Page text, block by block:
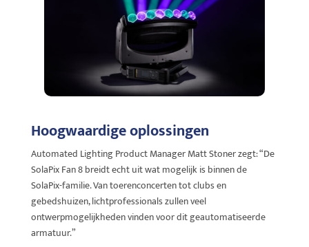
Hoogwaardige oplossingen
Automated Lighting Product Manager Matt Stoner zegt: “De
SolaPix Fan 8 breidt echt uit wat mogelijk is binnen de
SolaPix-familie. Van toerenconcerten tot clubs en
gebedshuizen, lichtprofessionals zullen veel
ontwerpmogelijkheden vinden voor dit geautomatiseerde
armatuur.”